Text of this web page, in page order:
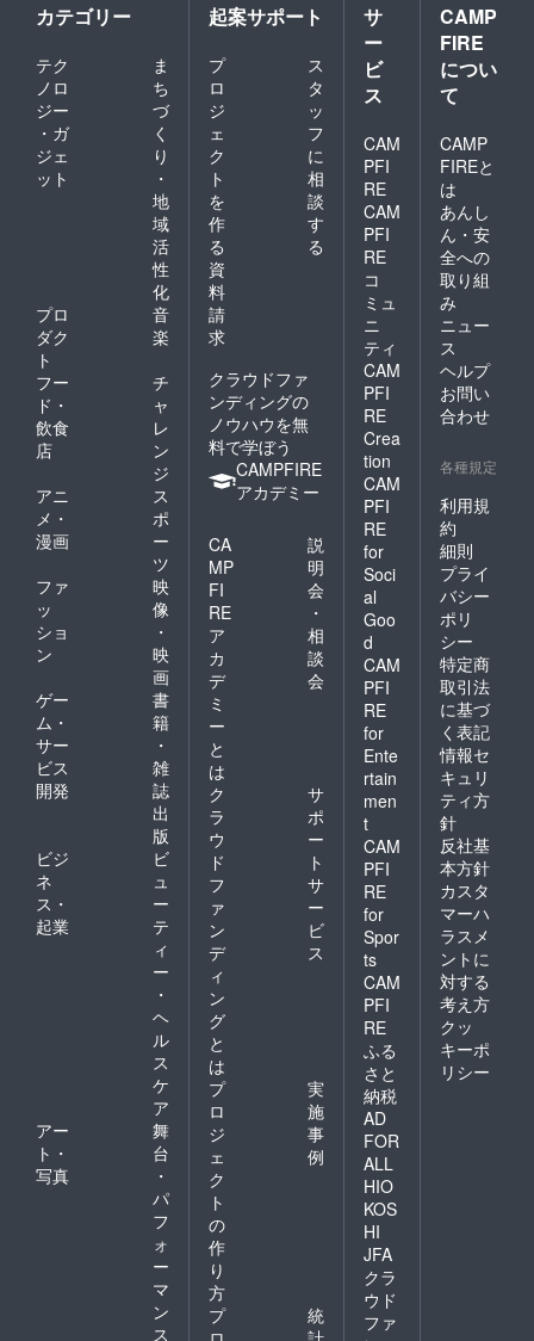
カテゴリー
テク
ノロ
ジー
・ガ
ジェ
ット
ま
ち
づ
く
り
・
地
域
活
性
化
プロ
ダク
ト
音
楽
フー
ド・
飲食
店
チ
ャ
レ
ン
ジ
アニ
メ・
漫画
ス
ポ
ー
ツ
ファ
ッ
ショ
ン
映
像
・
映
画
ゲー
ム・
サー
ビス
開発
書
籍
・
雑
誌
出
版
ビジ
ネ
ス・
起業
ビ
ュ
ー
テ
ィ
ー
・
ヘ
ル
ス
ケ
ア
アー
ト・
写真
舞
台
・
パ
フ
ォ
ー
マ
ン
ス
起案サポート
プ
ロ
ジ
ェ
ク
ト
を
作
る
ス
タ
ッ
フ
に
相
談
す
る
資
料
請
求
クラウドファ
ンディングの
ノウハウを無
料で学ぼう
CAMPFIRE
アカデミー
CA
MP
FI
RE
ア
カ
デ
ミ
ー
と
は
説
明
会
・
相
談
会
ク
ラ
ウ
ド
フ
ァ
ン
デ
ィ
ン
グ
と
は
サ
ポ
ー
ト
サ
ー
ビ
ス
プ
ロ
ジ
ェ
ク
ト
の
作
り
方
実
施
事
例
プ
統
サ
ー
ビ
ス
CAM
PFI
RE
CAM
PFI
RE
コ
ミュ
ニ
ティ
CAM
PFI
RE
Crea
tion
CAM
PFI
RE
for
Soci
al
Goo
d
CAM
PFI
RE
for
Ente
rtain
men
t
CAM
PFI
RE
for
Spor
ts
CAM
PFI
RE
ふる
さと
納税
AD
FOR
ALL
HIO
KOS
HI
JFA
クラ
ウド
ファ
CAMP
FIRE
につい
て
CAMP
FIREと
は
あんし
ん・安
全への
取り組
み
ニュー
ス
ヘルプ
お問い
合わせ
各種規定
利用規
約
細則
プライ
バシー
ポリ
シー
特定商
取引法
に基づ
く表記
情報セ
キュリ
ティ方
針
反社基
本方針
カスタ
マーハ
ラスメ
ントに
対する
考え方
クッ
キーポ
リシー